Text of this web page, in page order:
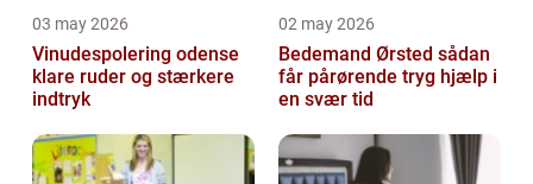
03 may 2026
Vinudespolering odense
klare ruder og stærkere
indtryk
02 may 2026
Bedemand Ørsted sådan
får pårørende tryg hjælp i
en svær tid